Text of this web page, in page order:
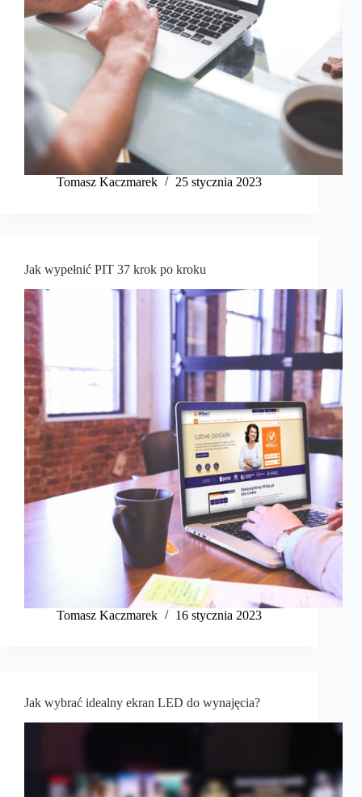
Tomasz Kaczmarek 25 stycznia 2023
Jak wypełnić PIT 37 krok po kroku
Tomasz Kaczmarek 16 stycznia 2023
Jak wybrać idealny ekran LED do wynajęcia?